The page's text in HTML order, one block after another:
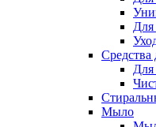
Для
Средства
Мыло